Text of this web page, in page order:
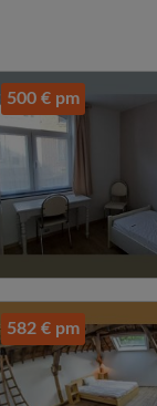
500 € pm
582 € pm